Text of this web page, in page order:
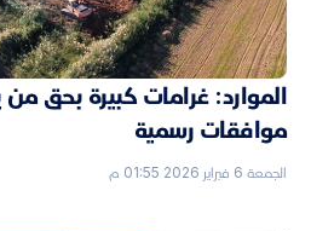
الموارد: غرامات كبيرة بحق من
موافقات رسمية
الجمعة 6 فبراير 2026 01:55 م